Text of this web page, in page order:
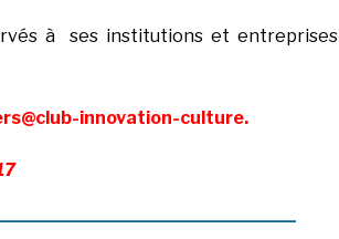
à ses institutions et entreprises
innovation-culture.